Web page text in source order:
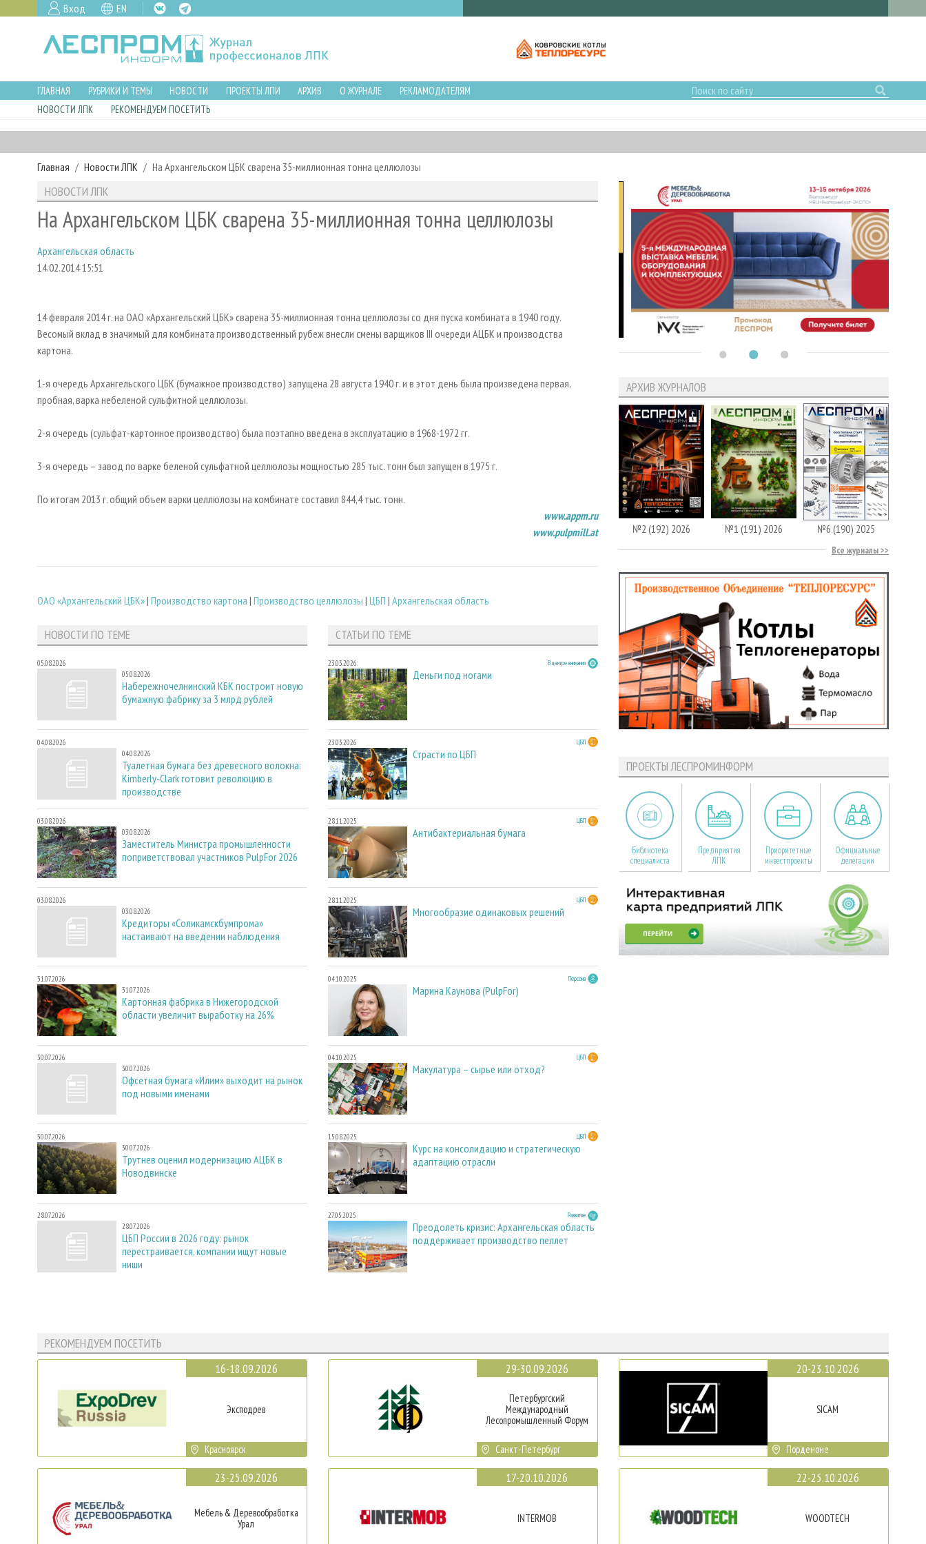
Вход EN
ГЛАВНАЯ РУБРИКИ И ТЕМЫ НОВОСТИ ПРОЕКТЫ ЛПИ АРХИВ О ЖУРНАЛЕ
РЕКЛАМОДАТЕЛЯМ
НОВОСТИ ЛПК
РЕКОМЕНДУЕМ ПОСЕТИТЬ
Главная Новости ЛПК На Архангельском ЦБК сварена 35-миллионная тонна целлюлозы
НОВОСТИ ЛПК
На Архангельском ЦБК сварена 35-миллионная тонна целлюлозы
Архангельская область
14.02.2014 15:51
14 февраля 2014 г. на ОАО «Архангельский ЦБК» сварена 35-миллионная тонна целлюлозы со дня пуска комбината в 1940 году.
Весомый вклад в значимый для комбината производственный рубеж внесли смены варщиков III очереди АЦБК и производства
картона.
1-я очередь Архангельского ЦБК (бумажное производство) запущена 28 августа 1940 г. и в этот день была произведена первая,
пробная, варка небеленой сульфитной целлюлозы.
2-я очередь (сульфат-картонное производство) была поэтапно введена в эксплуатацию в 1968-1972 гг.
3-я очередь – завод по варке беленой сульфатной целлюлозы мощностью 285 тыс. тонн был запущен в 1975 г.
По итогам 2013 г. общий объем варки целлюлозы на комбинате составил 844,4 тыс. тонн.
www.appm.ru
www.pulpmill.at
ОАО «Архангельский ЦБК»| Производство картона | Производство целлюлозы | ЦБП | Архангельская область
НОВОСТИ ПО ТЕМЕ
05.08.2026
05.08.2026
Набережночелнинский КБК построит новую
бумажную фабрику за 3 млрд рублей
04.08.2026
04.08.2026
Туалетная бумага без древесного волокна:
Kimberly-Clark готовит революцию в
производстве
03.08.2026
03.08.2026
Заместитель Министра промышленности
поприветствовал участников PulpFor 2026
03.08.2026
03.08.2026
Кредиторы «Соликамскбумпрома»
настаивают на введении наблюдения
31.07.2026
31.07.2026
Картонная фабрика в Нижегородской
области увеличит выработку на 26%
30.07.2026
30.07.2026
Офсетная бумага «Илим» выходит на рынок
под новыми именами
30.07.2026
30.07.2026
Трутнев оценил модернизацию АЦБК в
Новодвинске
28.07.2026
28.07.2026
ЦБП России в 2026 году: рынок
перестраивается, компании ищут новые
ниши
СТАТЬИ ПО ТЕМЕ
23.03.2026 В центре внимания
Деньги под ногами
23.03.2026 ЦБП
Страсти по ЦБП
28.11.2025 ЦБП
Антибактериальная бумага
28.11.2025 ЦБП
Многообразие одинаковых решений
04.10.2025 Персона
Марина Каунова (PulpFor)
04.10.2025 ЦБП
Макулатура – сырье или отход?
15.08.2025 ЦБП
Курс на консолидацию и стратегическую
адаптацию отрасли
27.05.2025 Развитие
Преодолеть кризис: Архангельская область
поддерживает производство пеллет
АРХИВ ЖУРНАЛОВ
№2 (192) 2026 №1 (191) 2026 №6 (190) 2025
Все журналы
ПРОЕКТЫ ЛЕСПРОМИНФОРМ
Библиотека
специалиста
Предприятия
ЛПК
Приоритетные
инвестпроекты
Официальные
делегации
РЕКОМЕНДУЕМ ПОСЕТИТЬ
16-18.09.2026
Эксподрев
Красноярск
23-25.09.2026
Мебель & Деревообработка
Урал
29-30.09.2026
Петербургский
Международный
Лесопромышленный Форум
Санкт-Петербург
17-20.10.2026
INTERMOB
20-23.10.2026
SICAM
Порденоне
22-25.10.2026
WOODTECH